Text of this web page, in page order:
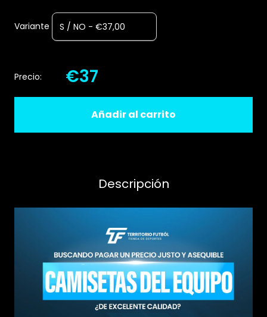
Variante
Precio: €37
Añadir al carrito
Descripción